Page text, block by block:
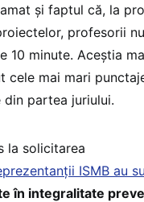
și faptul că, la
profesorii
10 minute. Aceștia
cele mai mari
partea juriului.
la solicitarea
ISMB au
în integralitate